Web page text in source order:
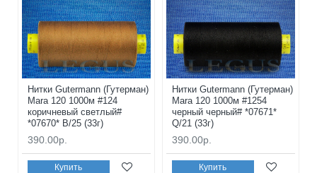
Нитки Gutermann (Гутерман)
Mara 120 1000м #124
коричневый светлый#
*07670* B/25 (33г)
390.00р.
Купить
Нитки Gutermann (Гутерман)
Mara 120 1000м #1254
черный черный# *07671*
Q/21 (33г)
390.00р.
Купить